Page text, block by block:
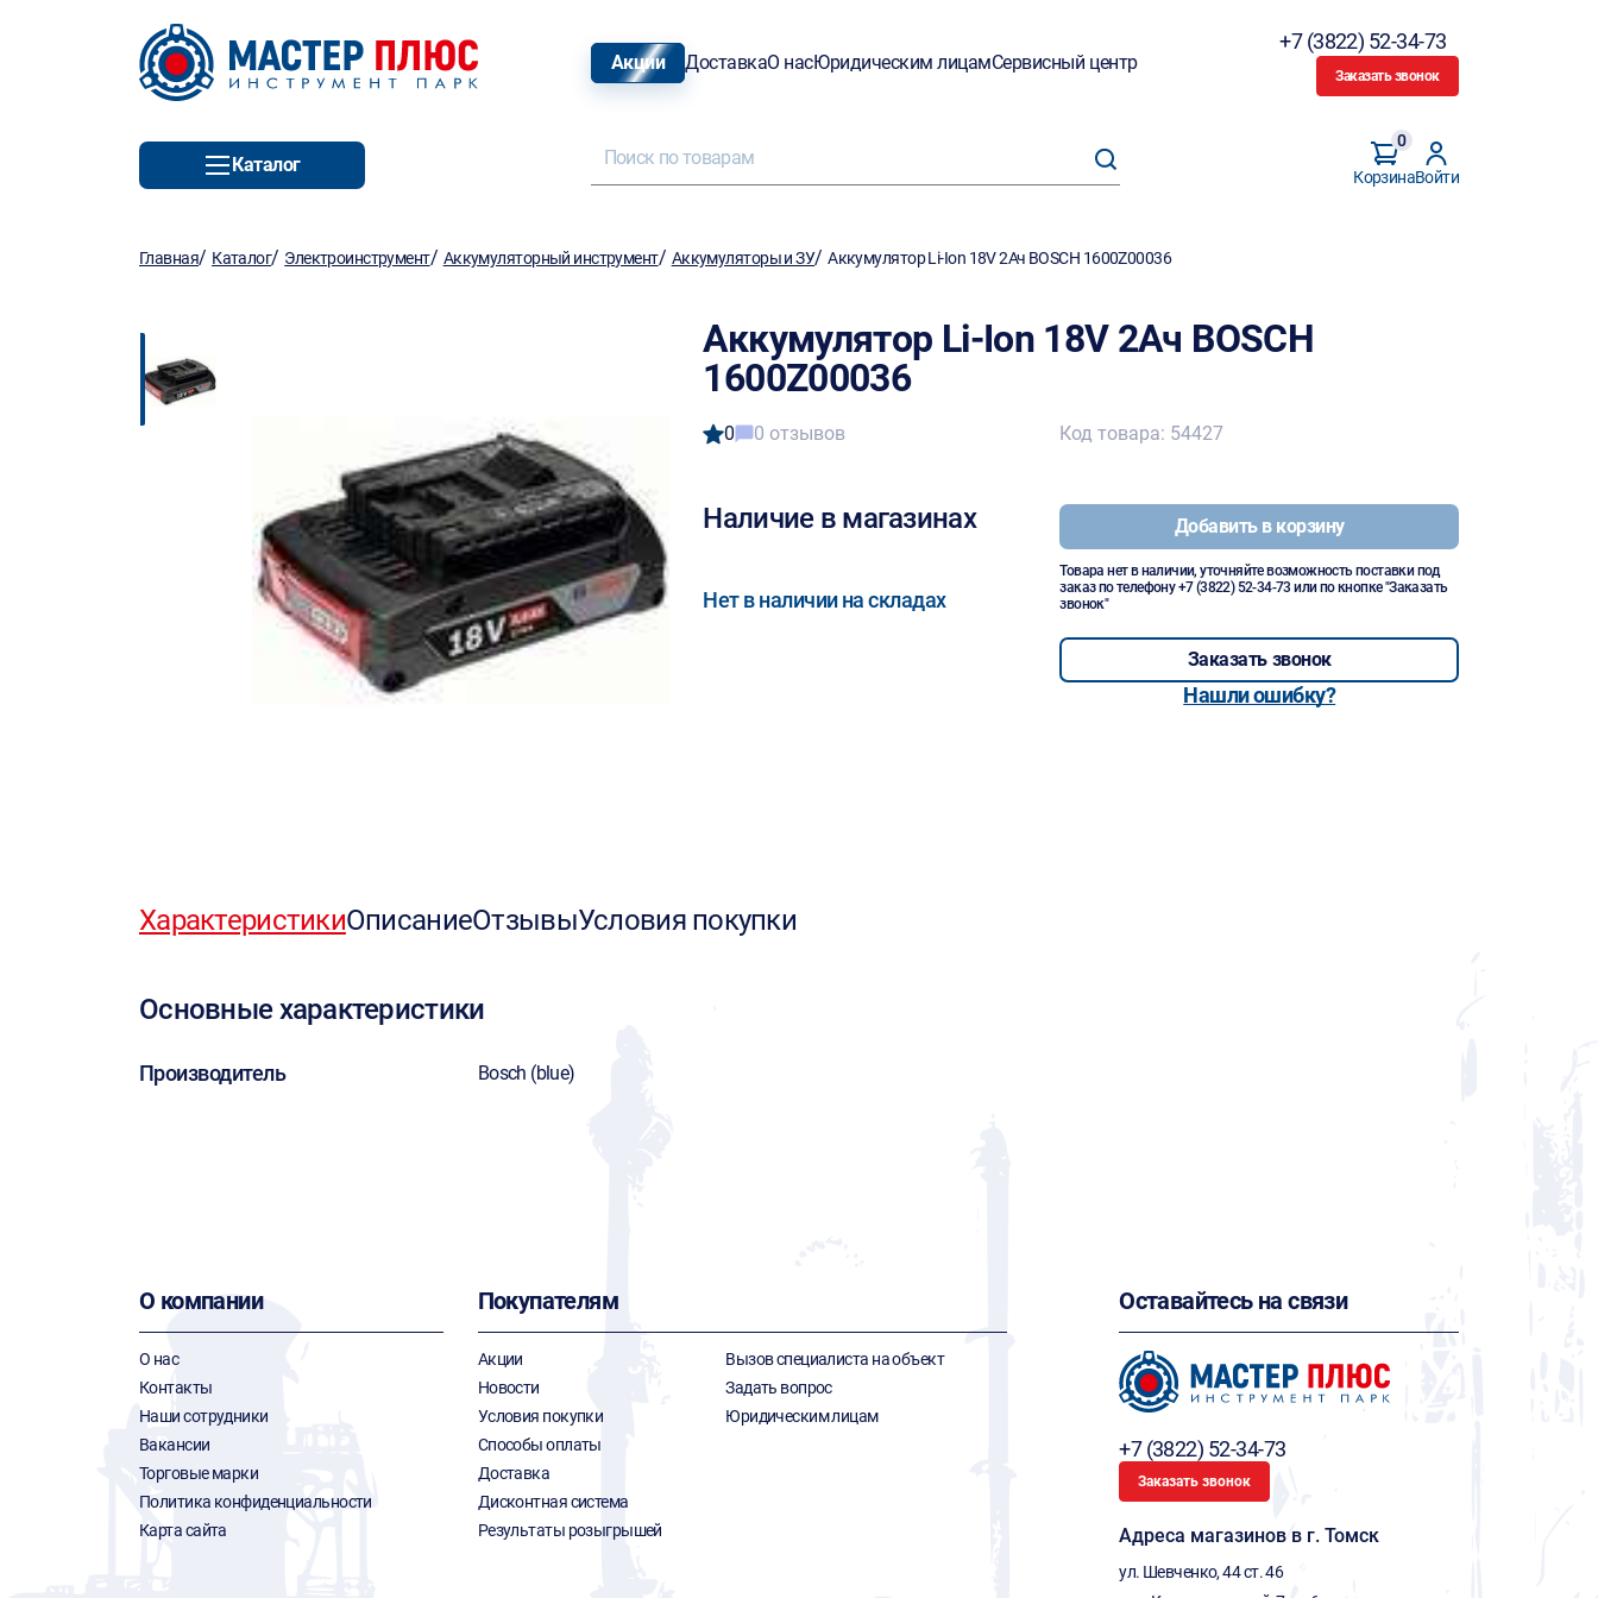
Акции ДоставкаО насЮридическим лицамСервисный центр
+7 (3822) 52-34-73
Заказать звонок
Каталог
Корзина
0
Войти
Главная/ Каталог/ Электроинструмент/ Аккумуляторный инструмент/ Аккумуляторы и ЗУ/Аккумулятор Li-Ion 18V 2Ач BOSCH 1600Z00036
Аккумулятор Li-Ion 18V 2Ач BOSCH
1600Z00036
0 0 отзывов
Наличие в магазинах
Нет в наличии на складах
Код товара: 54427
Добавить в корзину
Товара нет в наличии, уточняйте возможность поставки под
заказ по телефону+7 (3822) 52-34-73 или по кнопке "Заказать
звонок"
Заказать звонок
Нашли ошибку?
ХарактеристикиОписаниеОтзывыУсловия покупки
Основные характеристики
Производитель Bosch (blue)
О компании
О нас
Контакты
Наши сотрудники
Вакансии
Торговые марки
Политика конфиденциальности
Карта сайта
Покупателям
Акции
Новости
Условия покупки
Способы оплаты
Доставка
Дисконтная система
Результаты розыгрышей
Вызов специалиста на объект
Задать вопрос
Юридическим лицам
Оставайтесь на связи
+7 (3822) 52-34-73
Заказать звонок
Адреса магазинов в г. Томск
ул. Шевченко, 44 ст. 46